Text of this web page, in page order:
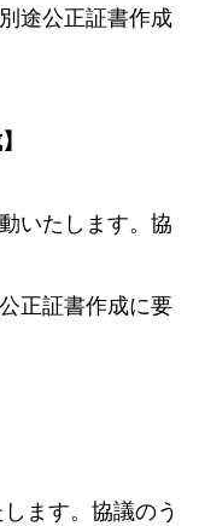
途公正証書作成
いたします。協
正証書作成に要
ます。協議のう